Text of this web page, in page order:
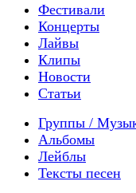
Фестивали
Концерты
Лайвы
Клипы
Новости
Статьи
Группы /
Альбомы
Лейблы
Тексты песен